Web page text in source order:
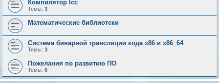
Компилятор lcc
Темы: 3
Математические библиотеки
Система бинарной трансляции кода х86 и х86_64
Темы: 3
Пожелания по развитию ПО
Темы: 6